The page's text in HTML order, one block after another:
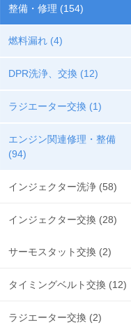
整備・修理 (154)
燃料漏れ (4)
DPR洗浄、交換 (12)
ラジエーター交換 (1)
エンジン関連修理・整備
(94)
インジェクター洗浄 (58)
インジェクター交換 (28)
サーモスタット交換 (2)
タイミングベルト交換 (12)
ラジエーター交換 (2)